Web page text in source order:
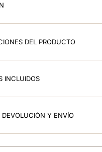
DEL PRODUCTO
INCLUIDOS
DEVOLUCIÓN Y ENVÍO